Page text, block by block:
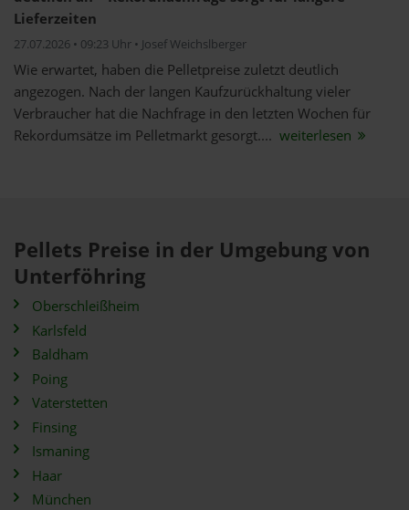
Lieferzeiten
27.07.2026 • 09:23 Uhr • Josef Weichslberger
Wie erwartet, haben die Pelletpreise zuletzt deutlich
angezogen. Nach der langen Kaufzurückhaltung vieler
Verbraucher hat die Nachfrage in den letzten Wochen für
Rekordumsätze im Pelletmarkt gesorgt.... weiterlesen
Pellets Preise in der Umgebung von
Unterföhring
Oberschleißheim
Karlsfeld
Baldham
Poing
Vaterstetten
Finsing
Ismaning
Haar
München